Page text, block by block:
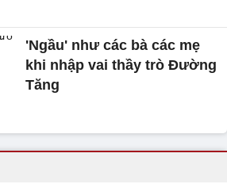
'Ngầu' như các bà các mẹ
khi nhập vai thầy trò Đường
Tăng